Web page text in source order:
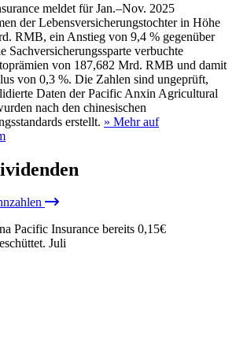
meldet für Jan.–Nov. 2025
der Lebensversicherungstochter in Höhe
RMB, ein Anstieg von 9,4 % gegenüber
Sachversicherungssparte verbuchte
von 187,682 Mrd. RMB und damit
von 0,3 %. Die Zahlen sind ungeprüft,
Daten der Pacific Anxin Agricultural
nach den chinesischen
erstellt. » Mehr auf
Pacific Insurance bereits 0,15€
Juli